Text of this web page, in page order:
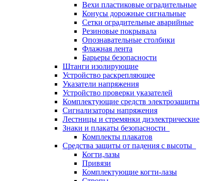
Вехи пластиковые оградительные
Конусы дорожные сигнальные
Сетки оградительные аварийные
Резиновые покрывала
Опознавательные столбики
Флажная лента
Барьеры безопасности
Штанги изолирующие
Устройство раскрепляющее
Указатели напряжения
Устройство проверки указателей
Комплектующие средств электрозащиты
Сигнализаторы напряжения
Лестницы и стремянки диэлектрические
Знаки и плакаты безопасности
Комплекты плакатов
Средства защиты от падения с высоты
Когти,лазы
Привязи
Комплектующие когти-лазы